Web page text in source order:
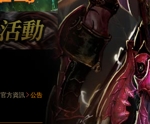
官方資訊 公告